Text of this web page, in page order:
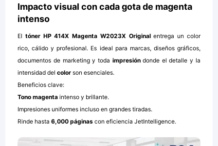
Impacto visual con cada gota de magenta
intenso
El tóner HP 414X Magenta W2023X Originalentrega un color
rico, cálido y profesional. Es ideal para marcas, diseños gráficos,
documentos de marketing y toda impresióndonde el detalle y la
intensidad delcolorson esenciales.
Beneficios clave:
Tono magenta intenso y brillante.
Impresiones uniformes incluso en grandes tiradas.
Rinde hasta 6,000 páginas con eficiencia JetIntelligence.